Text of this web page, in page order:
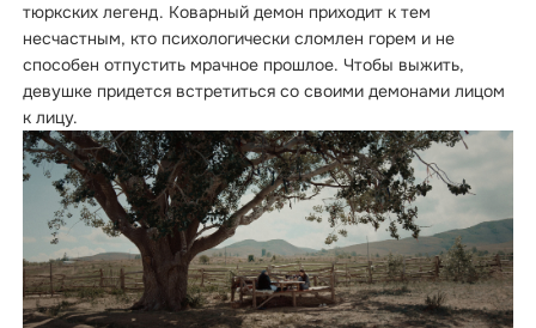
тюркских легенд. Коварный демон приходит к тем
несчастным, кто психологически сломлен горем и не
способен отпустить мрачное прошлое. Чтобы выжить,
девушке придется встретиться со своими демонами лицом
к лицу.